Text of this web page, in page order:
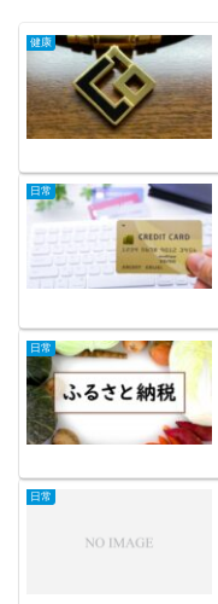
健康
日常
日常
日常